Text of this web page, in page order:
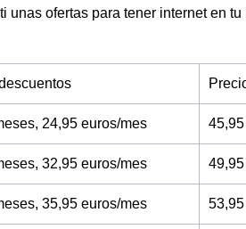
ofertas para tener internet en tu
24,95 euros/mes
32,95 euros/mes
35,95 euros/mes